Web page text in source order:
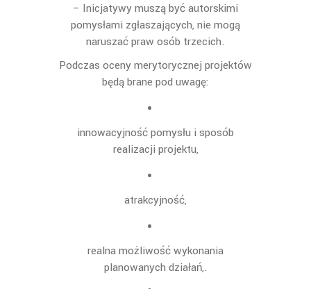
– Inicjatywy muszą być autorskimi
pomysłami zgłaszających, nie mogą
naruszać praw osób trzecich.
Podczas oceny merytorycznej projektów
będą brane pod uwagę:
innowacyjność pomysłu i sposób
realizacji projektu,
atrakcyjność,
realna możliwość wykonania
planowanych działań,.